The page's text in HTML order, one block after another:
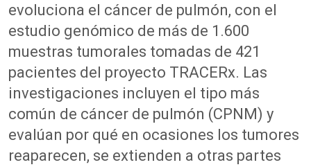
evoluciona el cáncer de pulmón, con el
estudio genómico de más de 1.600
muestras tumorales tomadas de 421
pacientes del proyecto TRACERx. Las
investigaciones incluyen el tipo más
común de cáncer de pulmón (CPNM) y
evalúan por qué en ocasiones los tumores
reaparecen, se extienden a otras partes